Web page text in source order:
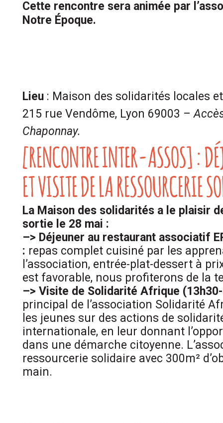
Cette rencontre sera animée par
Notre Époque.
Lieu : Maison des solidarités locales
215 rue Vendôme, Lyon 69003 –
Chaponnay.
[RENCONTRE INTER-ASSOS] :
ET VISITE DE LA RESSOURCERIE
La Maison des solidarités a le plaisir
sortie le 28 mai :
–> Déjeuner au restaurant associatif
: repas complet cuisiné par les
l’association, entrée-plat-dessert à
est favorable, nous profiterons de la
–> Visite de Solidarité Afrique
principal de l’association Solidarité
les jeunes sur des actions de
internationale, en leur donnant
dans une démarche citoyenne.
ressourcerie solidaire avec 300m²
main.